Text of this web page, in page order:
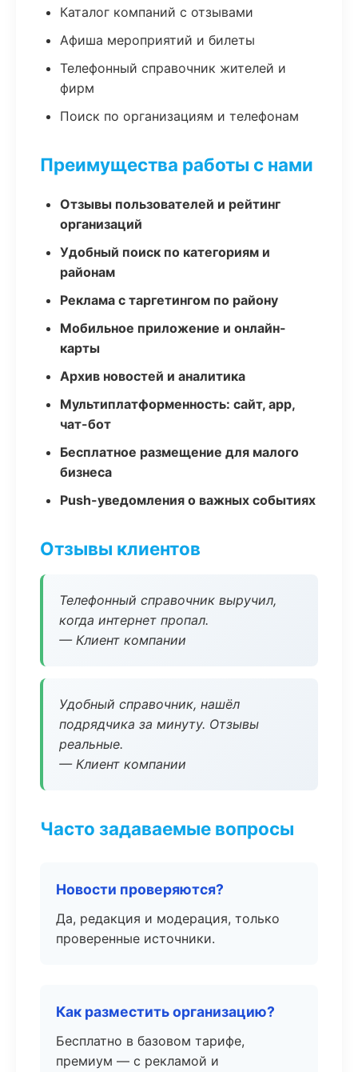
Каталог компаний с отзывами
Афиша мероприятий и билеты
Телефонный справочник жителей и
фирм
Поиск по организациям и телефонам
Преимущества работы с нами
Отзывы пользователей и рейтинг
организаций
Удобный поиск по категориям и
районам
Реклама с таргетингом по району
Мобильное приложение и онлайн-
карты
Архив новостей и аналитика
Мультиплатформенность: сайт, app,
чат-бот
Бесплатное размещение для малого
бизнеса
Push-уведомления о важных событиях
Отзывы клиентов
Телефонный справочник выручил,
когда интернет пропал.
— Клиент компании
Удобный справочник, нашёл
подрядчика за минуту. Отзывы
реальные.
— Клиент компании
Часто задаваемые вопросы
Новости проверяются?
Да, редакция и модерация, только
проверенные источники.
Как разместить организацию?
Бесплатно в базовом тарифе,
премиум — с рекламой и